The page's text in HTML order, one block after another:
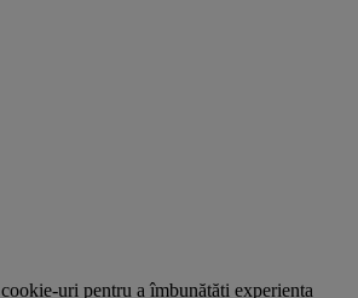
cookie-uri pentru a îmbunătăți experiența